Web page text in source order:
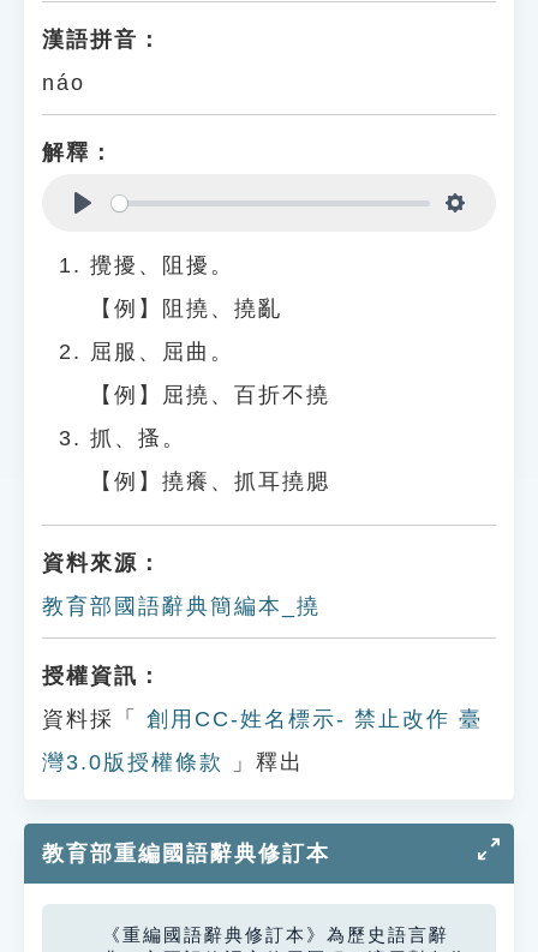
漢語拼音：
náo
解釋：
攪擾、阻擾。
【例】阻撓、撓亂
屈服、屈曲。
【例】屈撓、百折不撓
抓、搔。
【例】撓癢、抓耳撓腮
資料來源：
教育部國語辭典簡編本_撓
授權資訊：
資料採「
創用CC-姓名標示- 禁止改作 臺
灣3.0版授權條款
」釋出
教育部重編國語辭典修訂本
《重編國語辭典修訂本》為歷史語言辭